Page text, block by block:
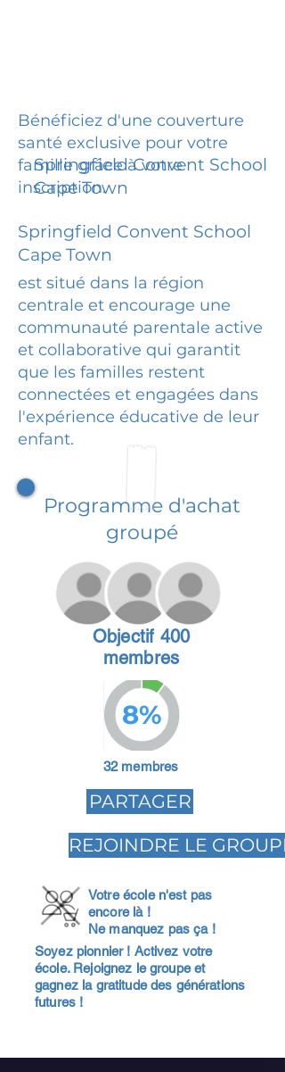
Bénéficiez d'une couverture
santé exclusive pour votre
famille grâce à votre
inscription.
Springfield Convent School
Cape Town
Springfield Convent School
Cape Town
est situé dans la région
centrale et encourage une
communauté parentale active
et collaborative qui garantit
que les familles restent
connectées et engagées dans
l'expérience éducative de leur
enfant.
Programme d'achat
groupé
Objectif 400
membres
8%
32 membres
PARTAGER
REJOINDRE LE GROUPE
Votre école n'est pas
encore là !
Ne manquez pas ça !
Soyez pionnier ! Activez votre
école. Rejoignez le groupe et
gagnez la gratitude des générations
futures !